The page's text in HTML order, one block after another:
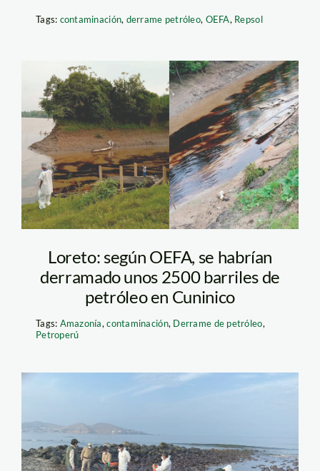
Tags: contaminación, derrame petróleo, OEFA, Repsol
derrame-cuninico—
andina
Loreto: según OEFA, se habrían
derramado unos 2500 barriles de
petróleo en Cuninico
Tags: Amazonía,contaminación, Derrame de petróleo,
Petroperú
ancon –
guardaparques –